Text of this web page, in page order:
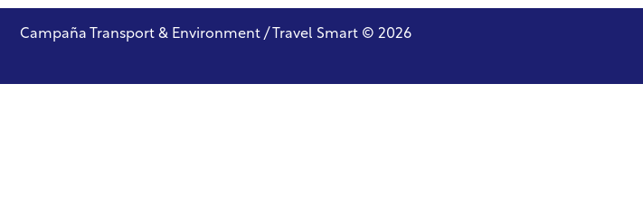
Campaña Transport & Environment / Travel Smart © 2026